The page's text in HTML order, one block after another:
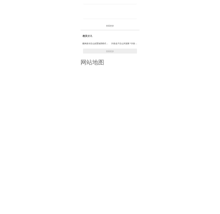
查看更多
相关资讯
酷狗音乐怎么设置场景模式？酷狗音乐设置场景模式操作介绍 抖音盒子怎么开直播？抖音盒子开直播操作介绍
查看更多
网站地图